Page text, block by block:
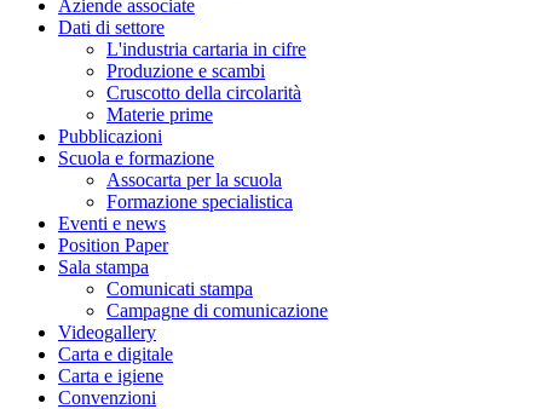
Aziende associate
Dati di settore
L'industria cartaria in cifre
Produzione e scambi
Cruscotto della circolarità
Materie prime
Pubblicazioni
Scuola e formazione
Assocarta per la scuola
Formazione specialistica
Eventi e news
Position Paper
Sala stampa
Comunicati stampa
Campagne di comunicazione
Videogallery
Carta e digitale
Carta e igiene
Convenzioni